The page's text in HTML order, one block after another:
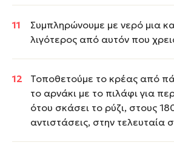
Συμπληρώνουμε με νερό μια
λιγότερος από αυτόν που
Τοποθετούμε το κρέας από
το αρνάκι με το πιλάφι για
ότου σκάσει το ρύζι, στους
αντιστάσεις, στην τελευταία